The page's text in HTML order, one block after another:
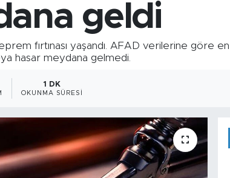
geldi
fırtınası yaşandı. AFAD verilerine göre
hasar meydana gelmedi.
1 DK
OKUNMA SÜRESI